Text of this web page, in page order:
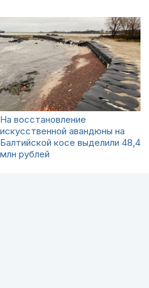
На восстановление
искусственной авандюны на
Балтийской косе выделили 48,4
млн рублей